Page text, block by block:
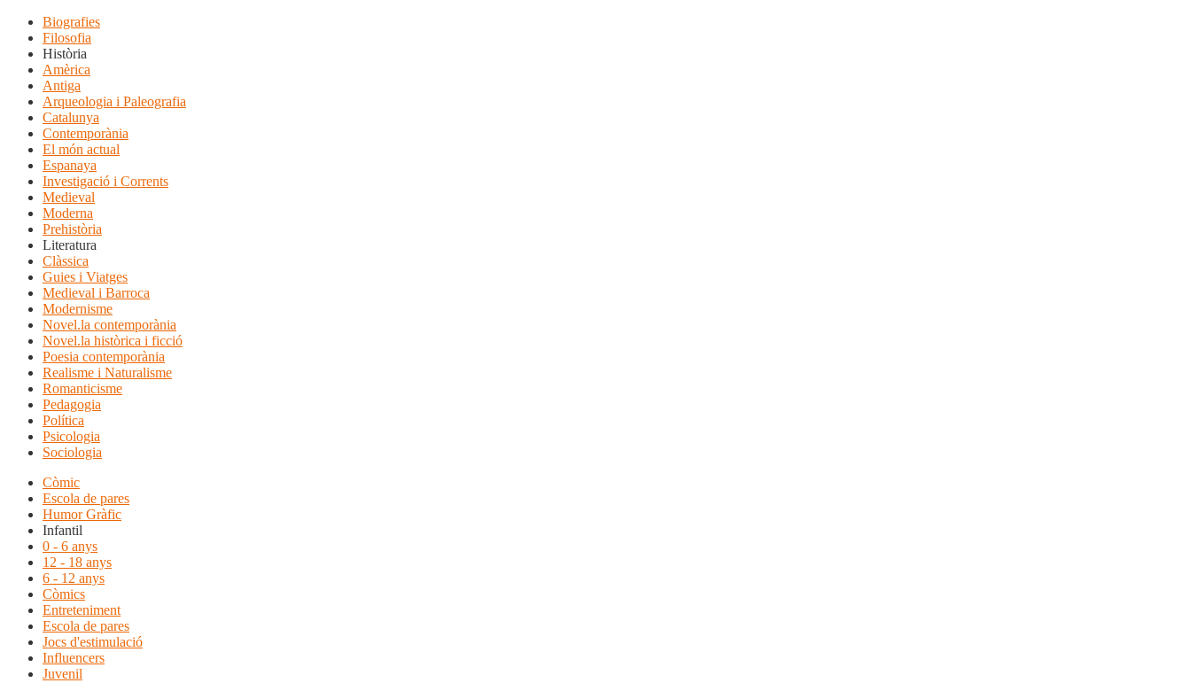
Biografies
Filosofia
Història
Amèrica
Antiga
Arqueologia i Paleografia
Catalunya
Contemporània
El món actual
Espanaya
Investigació i Corrents
Medieval
Moderna
Prehistòria
Literatura
Clàssica
Guies i Viatges
Medieval i Barroca
Modernisme
Novel.la contemporània
Novel.la històrica i ficció
Poesia contemporània
Realisme i Naturalisme
Romanticisme
Pedagogia
Política
Psicologia
Sociologia
Còmic
Escola de pares
Humor Gràfic
Infantil
0 - 6 anys
12 - 18 anys
6 - 12 anys
Còmics
Entreteniment
Escola de pares
Jocs d'estimulació
Influencers
Juvenil